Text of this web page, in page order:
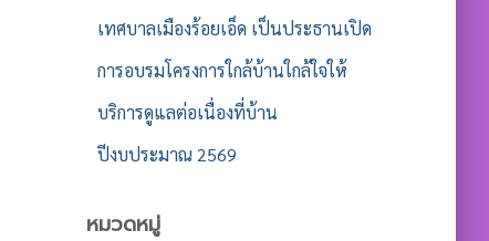
เทศบาลเมืองร้อยเอ็ด เป็นประธานเปิด
การอบรมโครงการใกล้บ้านใกล้ใจให้
บริการดูแลต่อเนื่องที่บ้าน
ปีงบประมาณ 2569
หมวดหมู่